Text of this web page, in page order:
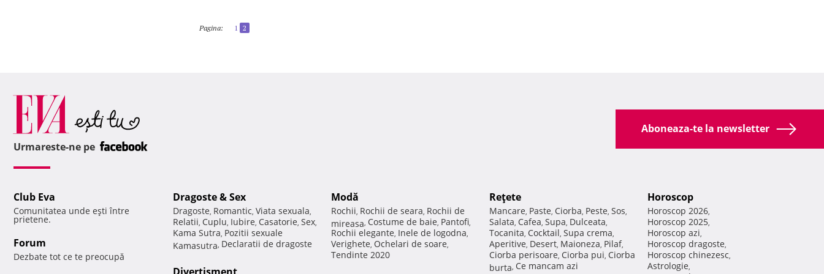
Pagina: 1 2
Aboneaza-te la newsletter
Urmareste-ne pe
Club Eva
Comunitatea unde eşti între
prietene.
Forum
Dezbate tot ce te preocupă
Dragoste & Sex
Dragoste, Romantic, Viata sexuala,
Relatii, Cuplu, Iubire, Casatorie, Sex,
Kama Sutra, Pozitii sexuale
Kamasutra, Declaratii de dragoste
Modă
Rochii, Rochii de seara, Rochii de
mireasa, Costume de baie, Pantofi,
Rochii elegante, Inele de logodna,
Verighete, Ochelari de soare,
Tendinte 2020
Reţete
Mancare, Paste, Ciorba, Peste, Sos,
Salata, Cafea, Supa, Dulceata,
Tocanita, Cocktail, Supa crema,
Aperitive, Desert, Maioneza, Pilaf,
Ciorba perisoare, Ciorba pui, Ciorba
burta, Ce mancam azi
Horoscop
Horoscop 2026,
Horoscop 2025,
Horoscop azi,
Horoscop dragoste,
Horoscop chinezesc,
Astrologie,